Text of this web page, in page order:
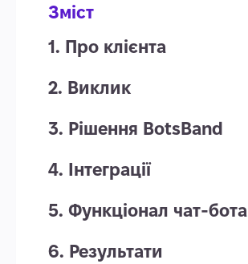
Зміст
1. Про клієнта
2. Виклик
3. Рішення BotsBand
4. Інтеграції
5. Функціонал чат-бота
6. Результати